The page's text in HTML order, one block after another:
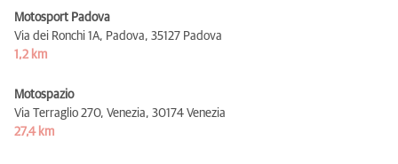
Motosport Padova
Via dei Ronchi 1A, Padova, 35127 Padova
1,2 km
Motospazio
Via Terraglio 270, Venezia, 30174 Venezia
27,4 km